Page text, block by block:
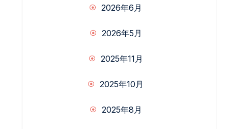
2026年6月
2026年5月
2025年11月
2025年10月
2025年8月